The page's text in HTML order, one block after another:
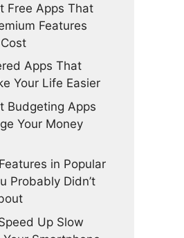
Free Apps That
Features
Apps That
Your Life Easier
Budgeting Apps
Your Money
in Popular
Probably Didn’t
Up Slow